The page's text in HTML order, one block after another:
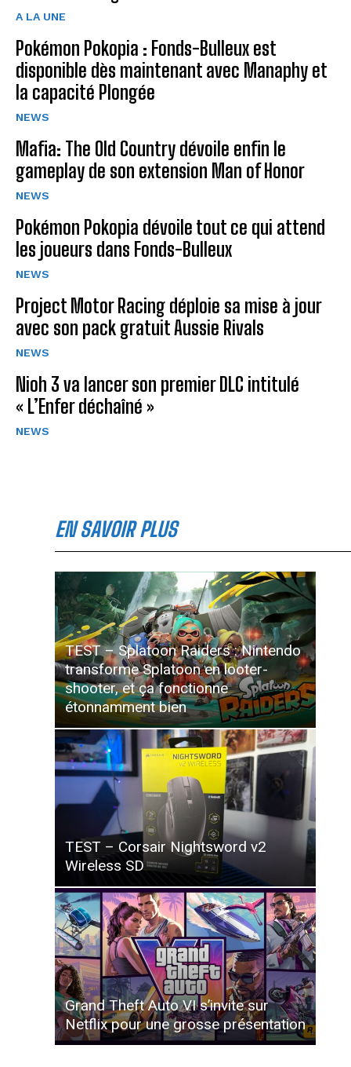
A LA UNE
Pokémon Pokopia : Fonds-Bulleux est
disponible dès maintenant avec Manaphy et
la capacité Plongée
NEWS
Mafia: The Old Country dévoile enfin le
gameplay de son extension Man of Honor
NEWS
Pokémon Pokopia dévoile tout ce qui attend
les joueurs dans Fonds-Bulleux
NEWS
Project Motor Racing déploie sa mise à jour
avec son pack gratuit Aussie Rivals
NEWS
Nioh 3 va lancer son premier DLC intitulé
« L’Enfer déchaîné »
NEWS
EN SAVOIR PLUS
TEST – Splatoon Raiders : Nintendo
transforme Splatoon en looter-
shooter, et ça fonctionne
étonnamment bien
TEST – Corsair Nightsword v2
Wireless SD
Grand Theft Auto VI s’invite sur
Netflix pour une grosse présentation